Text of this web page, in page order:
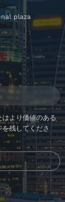
plaza
より価値のある
残してくださ